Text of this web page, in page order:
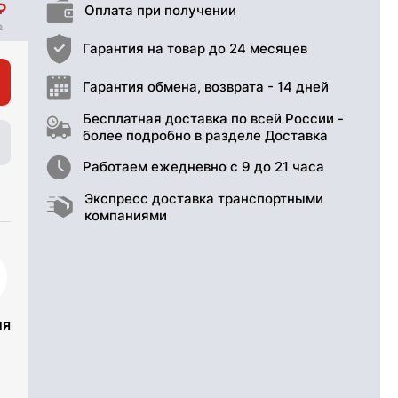
Оплата при получении
Гарантия на товар до 24 месяцев
Гарантия обмена, возврата - 14 дней
Бесплатная доставка по всей России -
более подробно в разделе Доставка
Работаем ежедневно с 9 до 21 часа
Экспресс доставка транспортными
компаниями